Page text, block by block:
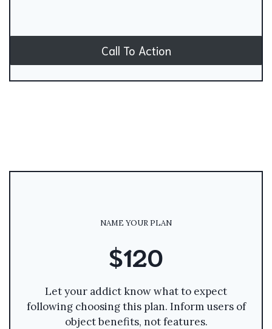
Call To Action
NAME YOUR PLAN
$120
Let your addict know what to expect
following choosing this plan. Inform users of
object benefits, not features.